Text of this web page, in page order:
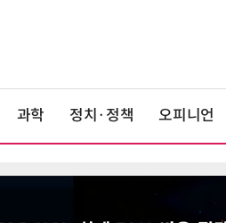
과학 정치·정책 오피니언